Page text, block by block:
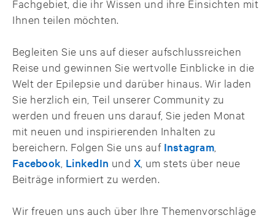
Fachgebiet, die ihr Wissen und ihre Einsichten mit
Ihnen teilen möchten.
Begleiten Sie uns auf dieser aufschlussreichen
Reise und gewinnen Sie wertvolle Einblicke in die
Welt der Epilepsie und darüber hinaus. Wir laden
Sie herzlich ein, Teil unserer Community zu
werden und freuen uns darauf, Sie jeden Monat
mit neuen und inspirierenden Inhalten zu
bereichern. Folgen Sie uns auf Instagram,
Facebook LinkedIn und X, um stets über neue
Beiträge informiert zu werden.
Wir freuen uns auch über Ihre Themenvorschläge